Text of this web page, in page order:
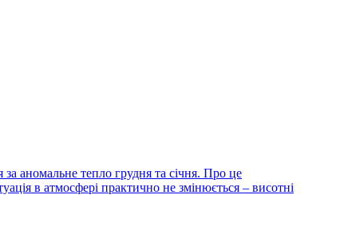
аномальне тепло грудня та січня. Про це
в атмосфері практично не змінюється – висотні